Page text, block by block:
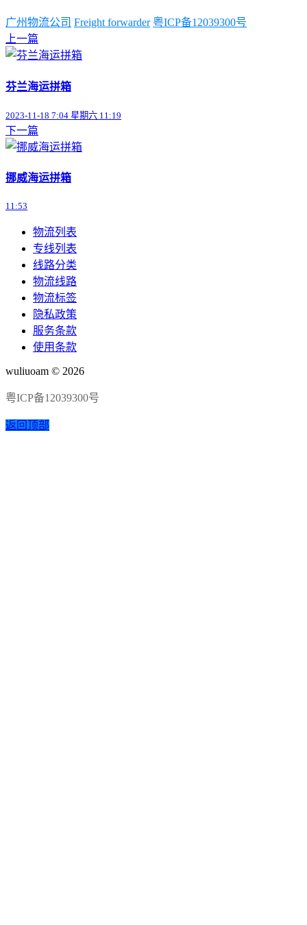
广州物流公司 Freight forwarder 粤ICP备12039300号
上一篇
芬兰海运拼箱
2023-11-18 7:04 星期六 11:19
下一篇
挪威海运拼箱
11:53
物流列表
专线列表
线路分类
物流线路
物流标签
隐私政策
服务条款
使用条款
wuliuoam © 2026
粤ICP备12039300号
返回顶部